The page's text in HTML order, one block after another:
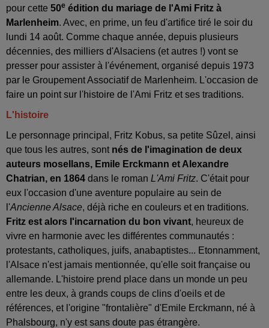
pour cette 50e édition du mariage de l'Ami Fritz à
Marlenheim. Avec, en prime, un feu d'artifice tiré le soir du
lundi 14 août. Comme chaque année, depuis plusieurs
décennies, des milliers d'Alsaciens (et autres !) vont se
presser pour assister à l'événement, organisé depuis 1973
par le Groupement Associatif de Marlenheim. L'occasion de
faire un point sur l'histoire de l'Ami Fritz et ses traditions.
L'histoire
Le personnage principal, Fritz Kobus, sa petite Sûzel, ainsi
que tous les autres, sont nés de l'imagination de deux
auteurs mosellans, Emile Erckmann et Alexandre
Chatrian, en 1864 dans le roman L'Ami Fritz. C'était pour
eux l'occasion d'une aventure populaire au sein de
l'Ancienne Alsace, déjà riche en couleurs et en traditions.
Fritz est alors l'incarnation du bon vivant, heureux de
vivre en harmonie avec les différentes communautés :
protestants, catholiques, juifs, anabaptistes... Etonnamment,
l'Alsace n'est jamais mentionnée, qu'elle soit française ou
allemande. L'histoire prend place dans un monde un peu
entre les deux, à grands coups de clins d'oeils et de
références, et l'origine "frontalière" d'Emile Erckmann, né à
Phalsbourg, n'y est sans doute pas étrangère.